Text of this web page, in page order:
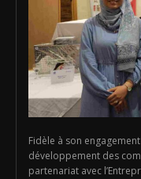
Fidèle à son
développement des
partenariat avec